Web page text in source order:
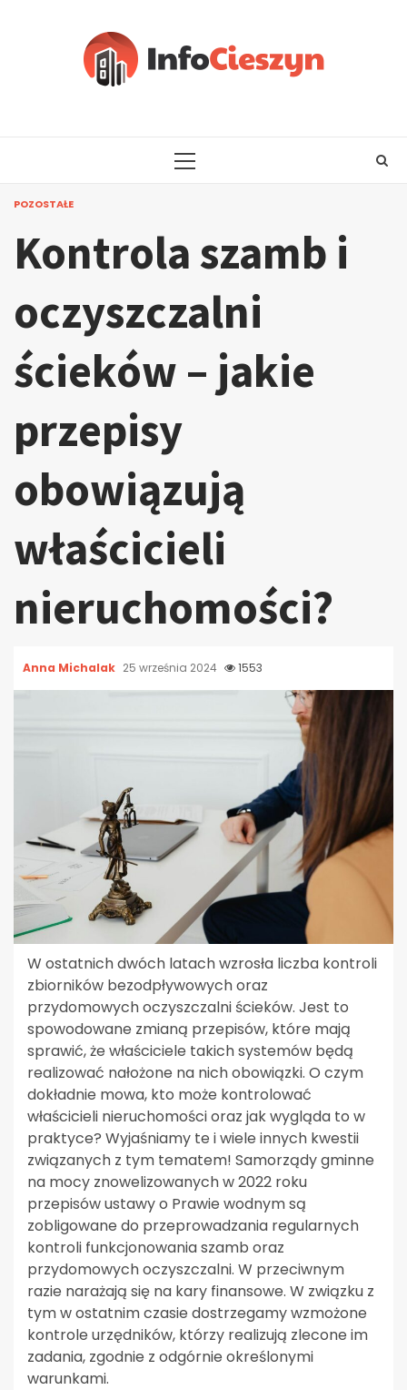
PRIMARY
POZOSTAŁE
Kontrola szamb i
oczyszczalni
ścieków – jakie
przepisy
obowiązują
właścicieli
nieruchomości?
Anna Michalak 25 września 2024 1553
W ostatnich dwóch latach wzrosła liczba kontroli
zbiorników bezodpływowych oraz
przydomowych oczyszczalni ścieków. Jest to
spowodowane zmianą przepisów, które mają
sprawić, że właściciele takich systemów będą
realizować nałożone na nich obowiązki. O czym
dokładnie mowa, kto może kontrolować
właścicieli nieruchomości oraz jak wygląda to w
praktyce? Wyjaśniamy te i wiele innych kwestii
związanych z tym tematem! Samorządy gminne
na mocy znowelizowanych w 2022 roku
przepisów ustawy o Prawie wodnym są
zobligowane do przeprowadzania regularnych
kontroli funkcjonowania szamb oraz
przydomowych oczyszczalni. W przeciwnym
razie narażają się na kary finansowe. W związku z
tym w ostatnim czasie dostrzegamy wzmożone
kontrole urzędników, którzy realizują zlecone im
zadania, zgodnie z odgórnie określonymi
warunkami.